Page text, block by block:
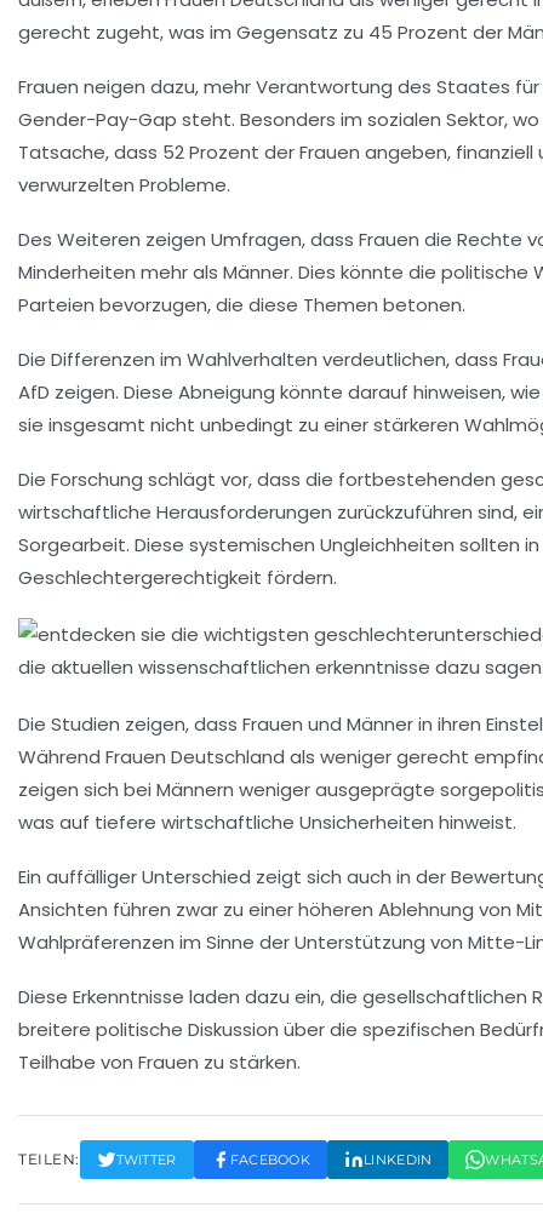
gerecht zugeht, was im Gegensatz zu 45 Prozent der
Frauen neigen dazu, mehr Verantwortung des Staates
Gender-Pay-Gap steht. Besonders im sozialen Sektor,
Tatsache, dass 52 Prozent der Frauen angeben,
verwurzelten Probleme.
Des Weiteren zeigen Umfragen, dass Frauen die Rechte
Minderheiten mehr als Männer. Dies könnte die politische
Parteien bevorzugen, die diese Themen betonen.
Die Differenzen im Wahlverhalten verdeutlichen, dass
AfD zeigen. Diese Abneigung könnte darauf hinweisen,
sie insgesamt nicht unbedingt zu einer stärkeren
Die Forschung schlägt vor, dass die fortbestehenden
wirtschaftliche Herausforderungen zurückzuführen sind,
Sorgearbeit. Diese systemischen Ungleichheiten sollten
Geschlechtergerechtigkeit fördern.
Die Studien zeigen, dass Frauen und Männer in ihren
Während Frauen Deutschland als weniger gerecht
zeigen sich bei Männern weniger ausgeprägte
was auf tiefere wirtschaftliche Unsicherheiten hinweist.
Ein auffälliger Unterschied zeigt sich auch in der
Ansichten führen zwar zu einer höheren Ablehnung von
Wahlpräferenzen im Sinne der Unterstützung von Mitte-
Diese Erkenntnisse laden dazu ein, die gesellschaftlichen
breitere politische Diskussion über die spezifischen
Teilhabe von Frauen zu stärken.
TEILEN: TWITTER FACEBOOK LINKEDIN